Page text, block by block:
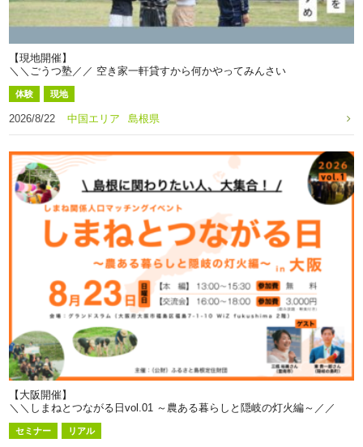
【現地開催】
＼＼ごうつ塾／／ 空き家一軒貸すから何かやってみんさい
体験 現地
2026/8/22 中国エリア 島根県
【大阪開催】
＼＼しまねとつながる日vol.01 ～農ある暮らしと隠岐の灯火編～／／
セミナー リアル